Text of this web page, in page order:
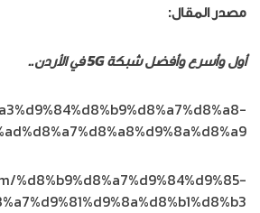
مصدر المقال:
أول وأسرع وأفضل شبكة 5G في الأردن..